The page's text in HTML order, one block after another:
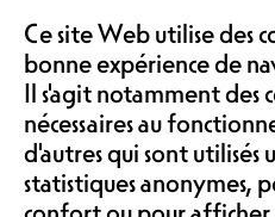
LE
trésors au café. De
grand choix de
disposition: des
perles, des
toutes les joueuses
joueurs !
Ce site Web utilise des
bonne expérience de
Il s'agit notamment des
nécessaires au
d'autres qui sont utilisés
statistiques anonymes,